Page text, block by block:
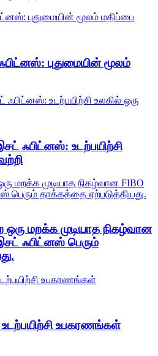
புதுமையின் மூலம்
ஃபிட்னஸ்: உடற்பயிற்சி
மறக்க முடியாத நிகழ்வான
ஃபிட்னஸ் பெரும்
உபகரணங்கள்